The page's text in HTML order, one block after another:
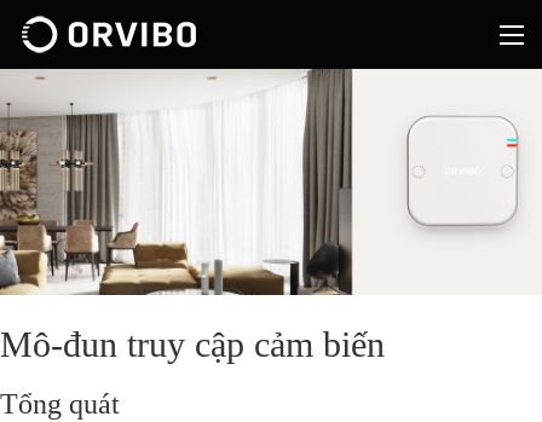
Mô-đun truy cập cảm biến
Tổng quát